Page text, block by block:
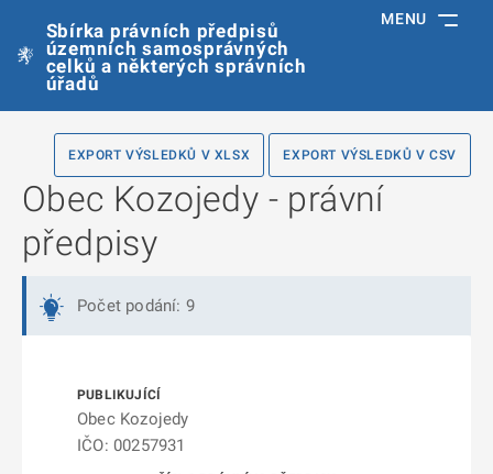
Sbírka právních předpisů
územních samosprávných
celků a některých správních
úřadů
MENU
EXPORT VÝSLEDKŮ V XLSX EXPORT VÝSLEDKŮ V CSV
Obec Kozojedy - právní
předpisy
Počet podání: 9
Obec Kozojedy
IČO: 00257931